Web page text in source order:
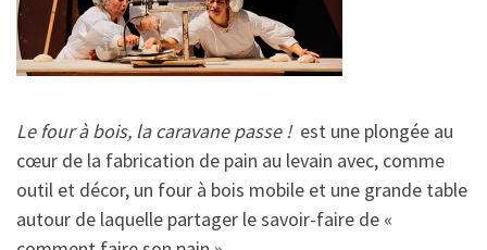
Le four à bois, la caravane passe ! est une plongée au
cœur de la fabrication de pain au levain avec, comme
outil et décor, un four à bois mobile et une grande table
autour de laquelle partager le savoir-faire de «